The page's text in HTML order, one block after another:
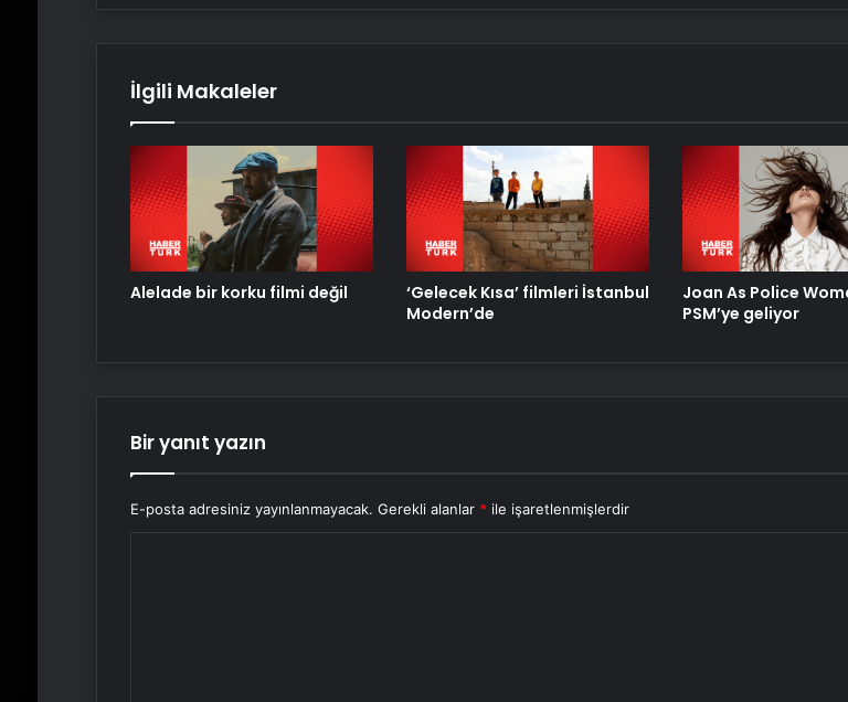
Müzikseverler Sónar
buluştu
İlgili Makaleler
Alelade bir korku filmi değil
‘Gelecek Kısa’ filmleri İstanbul
Modern’de
Joan As Police
PSM’ye geliyor
Bir yanıt yazın
E-posta adresiniz yayınlanmayacak. Gerekli alanlar * ile işaretlenmişlerdir